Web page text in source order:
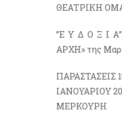
ΘΕΑΤΡΙΚΗ
”Ε Υ Δ Ο Ξ Ι
ΑΡΧΗ» της
ΠΑΡΑΣΤΑΣΕΙΣ
ΙΑΝΟΥΑΡΙΟΥ
ΜΕΡΚΟΥΡΗ